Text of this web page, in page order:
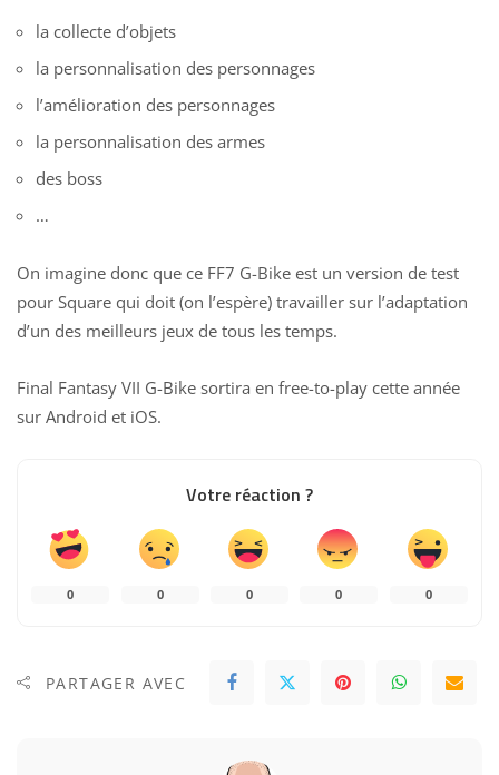
la collecte d’objets
la personnalisation des personnages
l’amélioration des personnages
la personnalisation des armes
des boss
…
On imagine donc que ce FF7 G-Bike est un version de test
pour Square qui doit (on l’espère) travailler sur l’adaptation
d’un des meilleurs jeux de tous les temps.
Final Fantasy VII G-Bike sortira en free-to-play cette année
sur Android et iOS.
Votre réaction ?
0 0 0 0 0
PARTAGER AVEC